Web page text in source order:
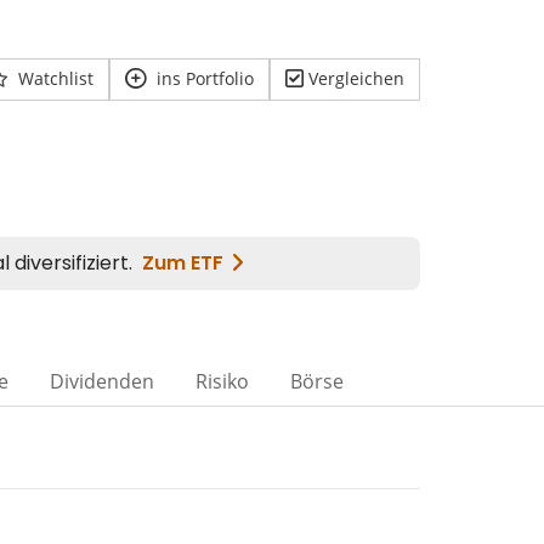
Watchlist ins Portfolio Vergleichen
Dividenden Risiko Börse